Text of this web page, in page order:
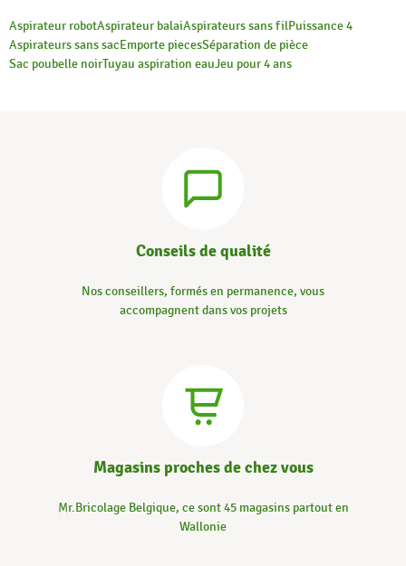
Aspirateur robotAspirateur balaiAspirateurs sans filPuissance 4
Aspirateurs sans sacEmporte piecesSéparation de pièce
Sac poubelle noirTuyau aspiration eauJeu pour 4 ans
Conseils de qualité
Nos conseillers, formés en permanence, vous
accompagnent dans vos projets
Magasins proches de chez vous
Mr.Bricolage Belgique, ce sont 45 magasins partout en
Wallonie